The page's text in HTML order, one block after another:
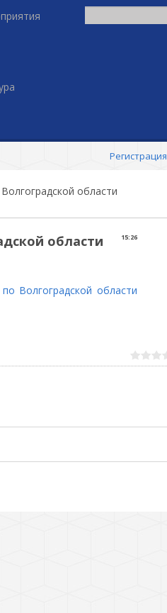
Регистрация
области
15:26
области
Волгоградской области